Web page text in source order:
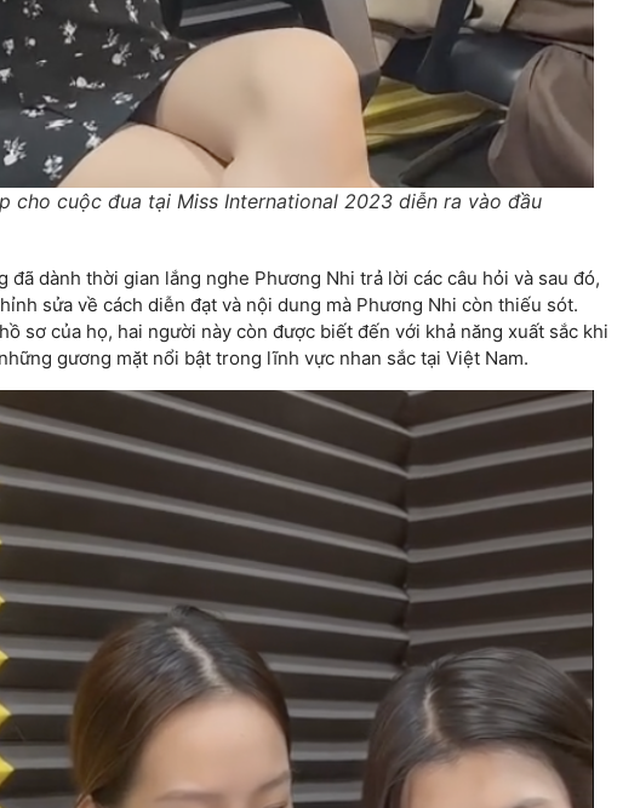
cho cuộc đua tại Miss International 2023 diễn ra vào đầu
đã dành thời gian lắng nghe Phương Nhi trả lời các câu hỏi và sau đó,
sửa về cách diễn đạt và nội dung mà Phương Nhi còn thiếu sót.
sơ của họ, hai người này còn được biết đến với khả năng xuất sắc khi
gương mặt nổi bật trong lĩnh vực nhan sắc tại Việt Nam.